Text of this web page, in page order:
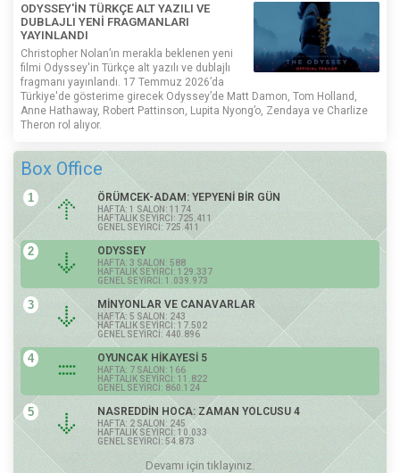
ODYSSEY'İN TÜRKÇE ALT YAZILI VE
DUBLAJLI YENİ FRAGMANLARI
YAYINLANDI
Christopher Nolan’ın merakla beklenen yeni
filmi Odyssey'in Türkçe alt yazılı ve dublajlı
fragmanı yayınlandı. 17 Temmuz 2026’da
Türkiye'de gösterime girecek Odyssey’de Matt Damon, Tom Holland,
Anne Hathaway, Robert Pattinson, Lupita Nyong’o, Zendaya ve Charlize
Theron rol alıyor.
Box Office
1 ÖRÜMCEK-ADAM: YEPYENİ BİR GÜN
HAFTA: 1 SALON: 1174
HAFTALIK SEYİRCİ: 725.411
GENEL SEYİRCİ: 725.411
2 ODYSSEY
HAFTA: 3 SALON: 588
HAFTALIK SEYİRCİ: 129.337
GENEL SEYİRCİ: 1.039.973
3 MİNYONLAR VE CANAVARLAR
HAFTA: 5 SALON: 243
HAFTALIK SEYİRCİ: 17.502
GENEL SEYİRCİ: 440.896
4 OYUNCAK HİKAYESİ 5
HAFTA: 7 SALON: 166
HAFTALIK SEYİRCİ: 11.822
GENEL SEYİRCİ: 860.124
5 NASREDDİN HOCA: ZAMAN YOLCUSU 4
HAFTA: 2 SALON: 245
HAFTALIK SEYİRCİ: 10.033
GENEL SEYİRCİ: 54.873
Devamı için tıklayınız.